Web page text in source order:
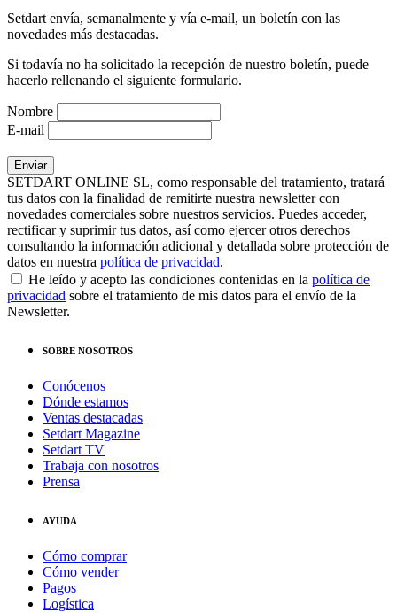
Setdart envía, semanalmente y vía e-mail, un boletín con las
novedades más destacadas.
Si todavía no ha solicitado la recepción de nuestro boletín, puede
hacerlo rellenando el siguiente formulario.
Nombre
E-mail
SETDART ONLINE SL, como responsable del tratamiento, tratará
tus datos con la finalidad de remitirte nuestra newsletter con
novedades comerciales sobre nuestros servicios. Puedes acceder,
rectificar y suprimir tus datos, así como ejercer otros derechos
consultando la información adicional y detallada sobre protección de
datos en nuestra política de privacidad.
He leído y acepto las condiciones contenidas en la política de
privacidad sobre el tratamiento de mis datos para el envío de la
Newsletter.
SOBRE NOSOTROS
Conócenos
Dónde estamos
Ventas destacadas
Setdart Magazine
Setdart TV
Trabaja con nosotros
Prensa
AYUDA
Cómo comprar
Cómo vender
Pagos
Logística